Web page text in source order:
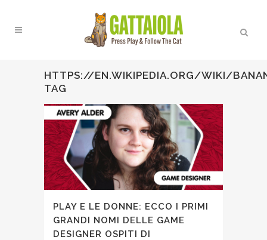
HTTPS://EN.WIKIPEDIA.ORG/WIKI/
TAG
PLAY E LE DONNE: ECCO I PRIMI
GRANDI NOMI DELLE GAME
DESIGNER OSPITI DI